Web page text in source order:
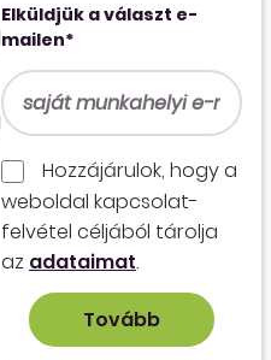
Elküldjük a választ e-
mailen*
Hozzájárulok, hogy a
weboldal kapcso­lat­
felvétel céljából tárolja
az adataimat.